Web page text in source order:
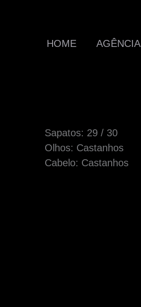
HOME AGÊNCIA
Sapatos: 29 / 30
Olhos: Castanhos
Cabelo: Castanhos